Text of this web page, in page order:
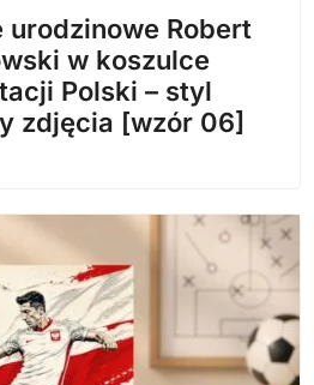
cena
wynosiła:
29,99 zł.
cena
wynosi:
14,99 zł.
urodzinowe Robert
w koszulce
Polski – styl
zdjęcia [wzór 06]